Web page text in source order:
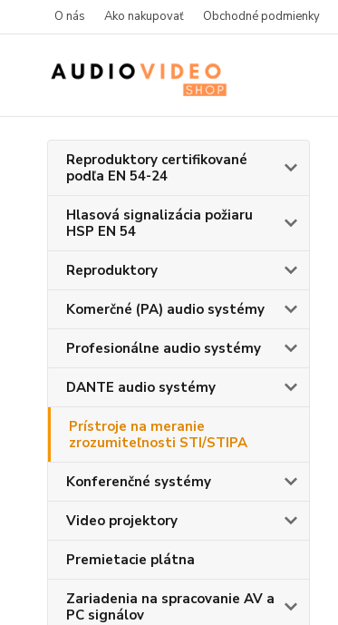
O nás Ako nakupovať Obchodné podmienky
Reproduktory certifikované
podľa EN 54-24
Hlasová signalizácia požiaru
HSP EN 54
Reproduktory
Komerčné (PA) audio systémy
Profesionálne audio systémy
DANTE audio systémy
Prístroje na meranie
zrozumiteľnosti STI/STIPA
Konferenčné systémy
Video projektory
Premietacie plátna
Zariadenia na spracovanie AV a
PC signálov